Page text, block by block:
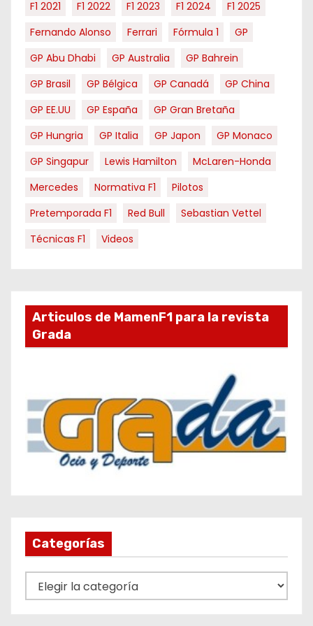
F1 2021
F1 2022 F1 2023 F1 2024
F1 2025
Fernando Alonso
Ferrari Fórmula 1
GP
GP Abu Dhabi
GP Australia
GP Bahrein
GP Brasil
GP Bélgica GP Canadá
GP China
GP EE.UU
GP España
GP Gran Bretaña
GP Hungria
GP Italia GP Japon
GP Monaco
GP Singapur
Lewis Hamilton
McLaren-Honda
Mercedes
Normativa F1
Pilotos
Pretemporada F1
Red Bull
Sebastian Vettel
Técnicas F1
Videos
Articulos de MamenF1 para la revista
Grada
Categorías
a